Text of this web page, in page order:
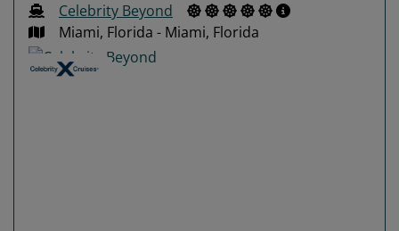
Celebrity Beyond
Miami, Florida - Miami, Florida